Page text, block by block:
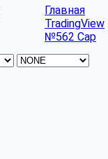
Главная
TradingView
№562 Cap